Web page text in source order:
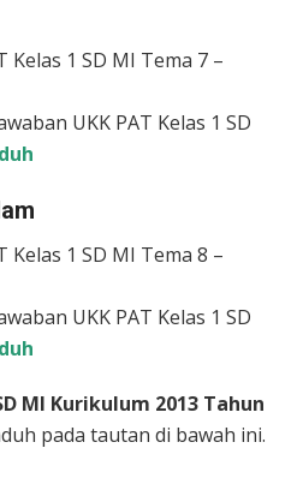
Kelas 1 SD MI Tema 7 –
UKK PAT Kelas 1 SD
Kelas 1 SD MI Tema 8 –
UKK PAT Kelas 1 SD
MI Kurikulum 2013 Tahun
pada tautan di bawah ini.